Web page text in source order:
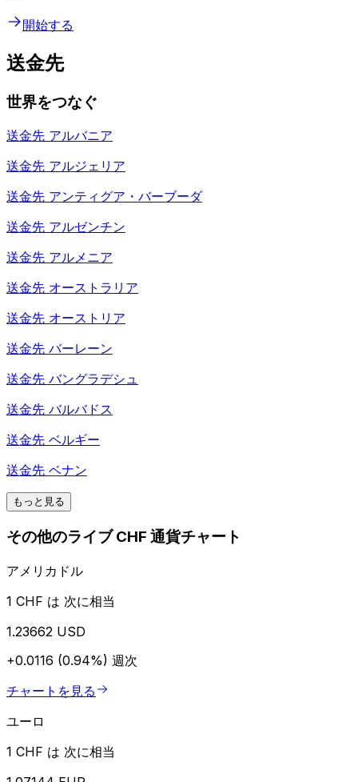
開始する
送金先
世界をつなぐ
送金先 アルバニア
送金先 アルジェリア
送金先 アンティグア・バーブーダ
送金先 アルゼンチン
送金先 アルメニア
送金先 オーストラリア
送金先 オーストリア
送金先 バーレーン
送金先 バングラデシュ
送金先 バルバドス
送金先 ベルギー
送金先 ベナン
もっと見る
その他のライブ CHF 通貨チャート
アメリカドル
1 CHF は 次に相当
1.23662 USD
+0.0116 (0.94%) 週次
チャートを見る
ユーロ
1 CHF は 次に相当